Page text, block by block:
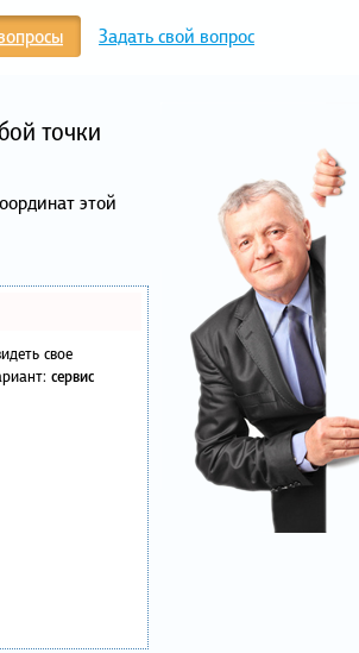
Задать свой вопрос
точки
этой
свое
сервис